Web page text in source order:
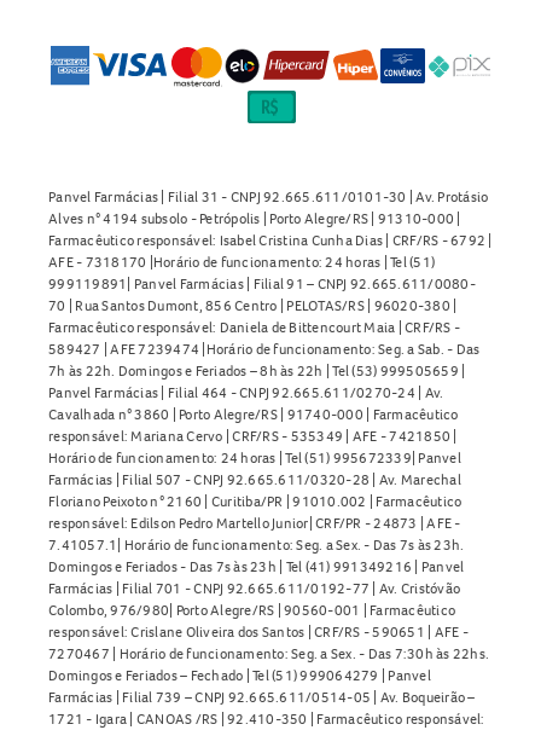
Panvel Farmácias | Filial 31 - CNPJ 92.665.611/0101-30 | Av. Protásio
Alves n° 4194 subsolo - Petrópolis | Porto Alegre/RS | 91310-000 |
Farmacêutico responsável: Isabel Cristina Cunha Dias | CRF/RS - 6792 |
AFE - 7318170 |Horário de funcionamento: 24 horas | Tel (51)
999119891| Panvel Farmácias | Filial 91 – CNPJ 92.665.611/0080-
70 | Rua Santos Dumont, 856 Centro | PELOTAS/RS | 96020-380 |
Farmacêutico responsável: Daniela de Bittencourt Maia | CRF/RS -
589427 | AFE 7239474 |Horário de funcionamento: Seg. a Sab. - Das
7h às 22h. Domingos e Feriados – 8h às 22h | Tel (53) 999505659 |
Panvel Farmácias | Filial 464 - CNPJ 92.665.611/0270-24 | Av.
Cavalhada n° 3860 | Porto Alegre/RS | 91740-000 | Farmacêutico
responsável: Mariana Cervo | CRF/RS - 535349 | AFE - 7421850 |
Horário de funcionamento: 24 horas | Tel (51) 995672339| Panvel
Farmácias | Filial 507 - CNPJ 92.665.611/0320-28 | Av. Marechal
Floriano Peixoto n° 2160 | Curitiba/PR | 91010.002 | Farmacêutico
responsável: Edilson Pedro Martello Junior| CRF/PR - 24873 | AFE -
7.41057.1| Horário de funcionamento: Seg. a Sex. - Das 7s às 23h.
Domingos e Feriados - Das 7s às 23h | Tel (41) 991349216 | Panvel
Farmácias | Filial 701 - CNPJ 92.665.611/0192-77 | Av. Cristóvão
Colombo, 976/980| Porto Alegre/RS | 90560-001 | Farmacêutico
responsável: Crislane Oliveira dos Santos | CRF/RS - 590651 | AFE -
7270467 | Horário de funcionamento: Seg. a Sex. - Das 7:30h às 22hs.
Domingos e Feriados – Fechado | Tel (51) 999064279 | Panvel
Farmácias | Filial 739 – CNPJ 92.665.611/0514-05 | Av. Boqueirão –
1721 - Igara | CANOAS /RS | 92.410-350 | Farmacêutico responsável: